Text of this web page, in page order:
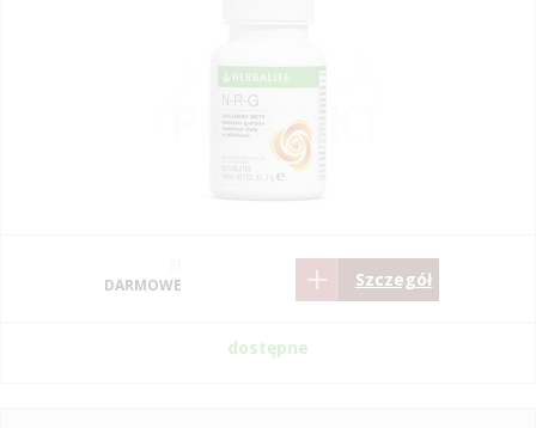
DARMOWE Szczegół
dostępne